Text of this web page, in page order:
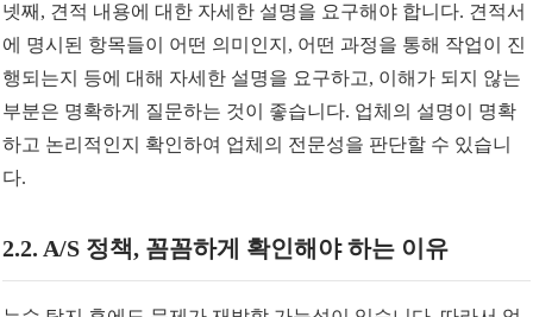
넷째, 견적 내용에 대한 자세한 설명을 요구해야 합니다. 견적서
에 명시된 항목들이 어떤 의미인지, 어떤 과정을 통해 작업이 진
행되는지 등에 대해 자세한 설명을 요구하고, 이해가 되지 않는
부분은 명확하게 질문하는 것이 좋습니다. 업체의 설명이 명확
하고 논리적인지 확인하여 업체의 전문성을 판단할 수 있습니
다.
2.2. A/S 정책, 꼼꼼하게 확인해야 하는 이유